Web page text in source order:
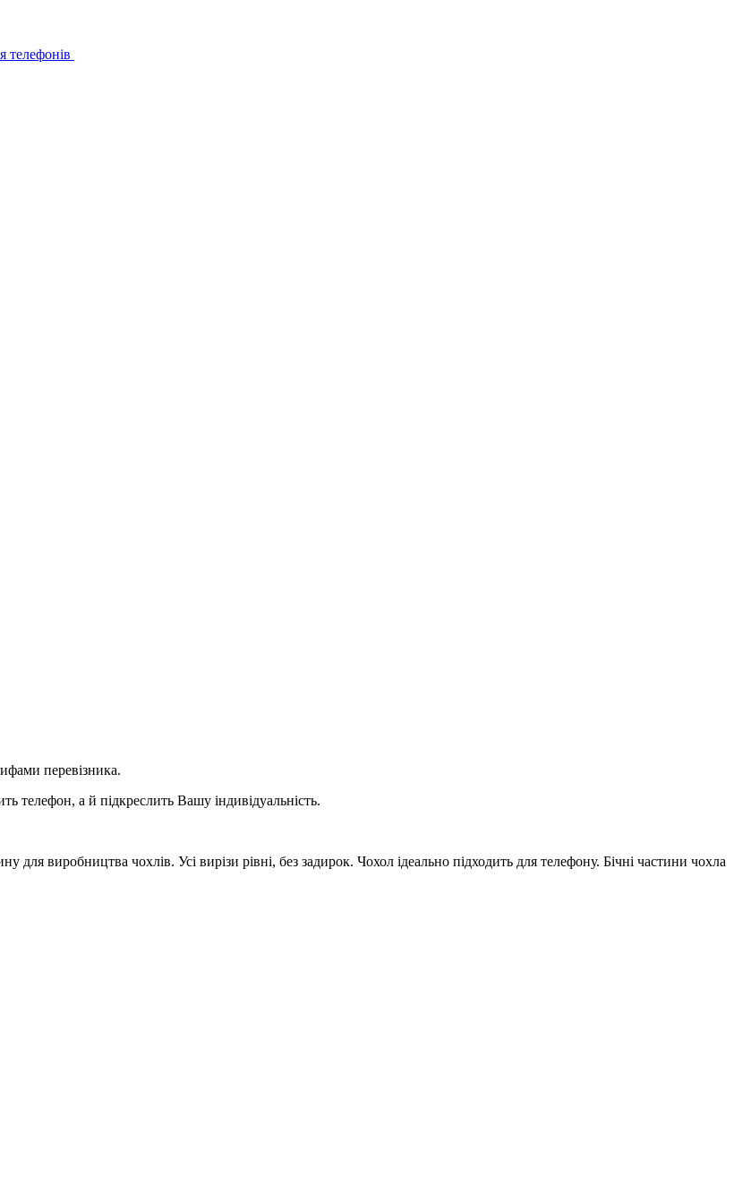
перевізника.
а й підкреслить Вашу індивідуальність.
виробництва чохлів. Усі вирізи рівні, без задирок. Чохол ідеально підходить для телефону. Бічні частини чохла